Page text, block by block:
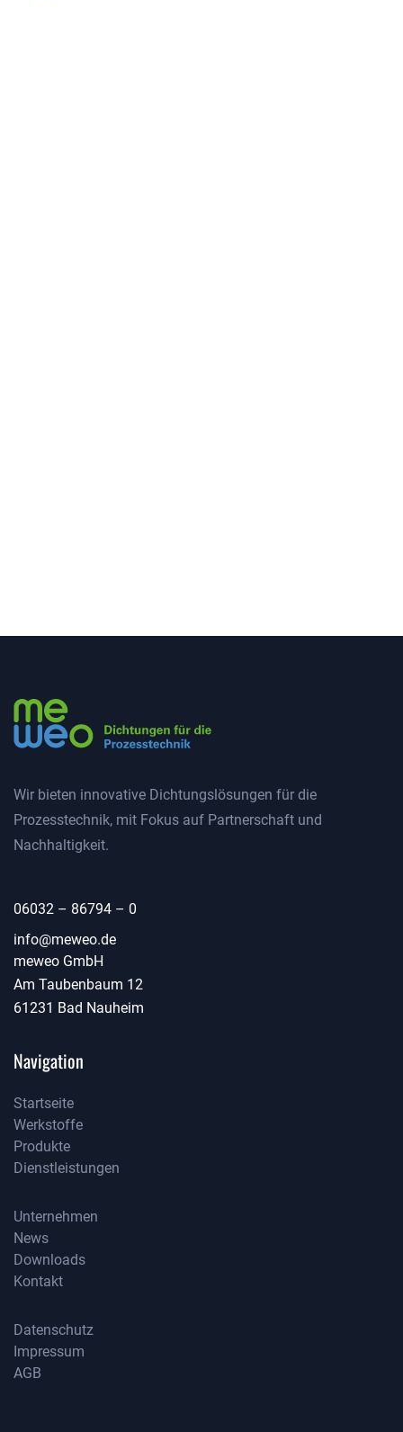
Wir bieten innovative Dichtungslösungen für die
Prozesstechnik, mit Fokus auf Partnerschaft und
Nachhaltigkeit.
06032 – 86794 – 0
info@examples.com
info@meweo.de
info@meweo.de
meweo GmbH
Am Taubenbaum 12
61231 Bad Nauheim
Navigation
Startseite
Startseite
Werkstoffe
Werkstoffe
Produkte
Produkte
Dienstleistungen
Unternehmen
Unternehmen
News
News
Downloads
Downloads
Kontakt
Datenschutz
Datenschutz
Impressum
Impressum
AGB